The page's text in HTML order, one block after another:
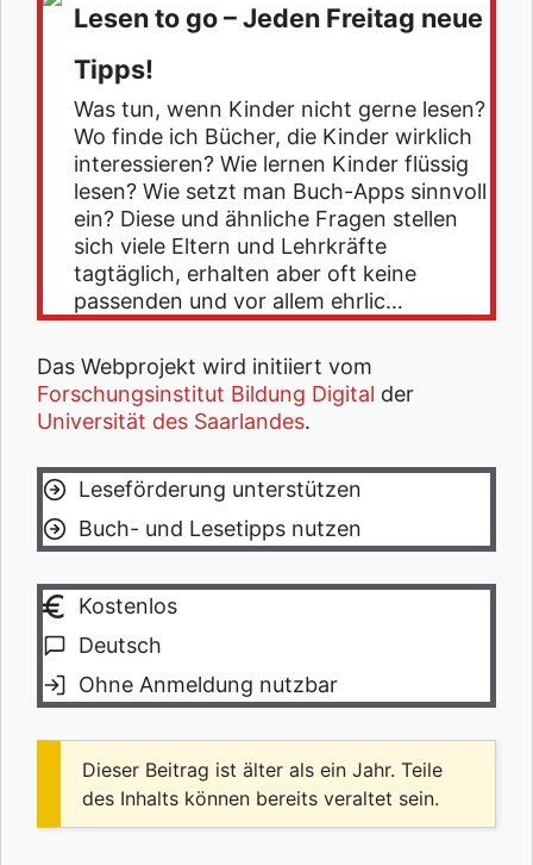
Lesen to go – Jeden Freitag neue
Tipps!
Was tun, wenn Kinder nicht gerne lesen?
Wo finde ich Bücher, die Kinder wirklich
interessieren? Wie lernen Kinder flüssig
lesen? Wie setzt man Buch-Apps sinnvoll
ein? Diese und ähnliche Fragen stellen
sich viele Eltern und Lehrkräfte
tagtäglich, erhalten aber oft keine
passenden und vor allem ehrlic…
Das Webprojekt wird initiiert vom
Forschungsinstitut Bildung Digital der
Universität des Saarlandes.
Leseförderung unterstützen
Buch- und Lesetipps nutzen
Kostenlos
Deutsch
Ohne Anmeldung nutzbar
Dieser Beitrag ist älter als ein Jahr. Teile
des Inhalts können bereits veraltet sein.